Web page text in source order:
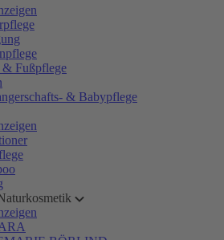
& Fußpflege
& Babypflege